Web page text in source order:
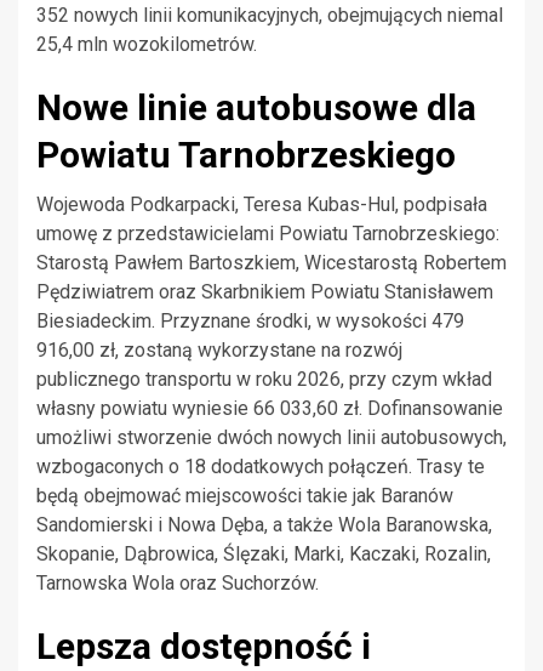
352 nowych linii komunikacyjnych, obejmujących niemal
25,4 mln wozokilometrów.
Nowe linie autobusowe dla
Powiatu Tarnobrzeskiego
Wojewoda Podkarpacki, Teresa Kubas-Hul, podpisała
umowę z przedstawicielami Powiatu Tarnobrzeskiego:
Starostą Pawłem Bartoszkiem, Wicestarostą Robertem
Pędziwiatrem oraz Skarbnikiem Powiatu Stanisławem
Biesiadeckim. Przyznane środki, w wysokości 479
916,00 zł, zostaną wykorzystane na rozwój
publicznego transportu w roku 2026, przy czym wkład
własny powiatu wyniesie 66 033,60 zł. Dofinansowanie
umożliwi stworzenie dwóch nowych linii autobusowych,
wzbogaconych o 18 dodatkowych połączeń. Trasy te
będą obejmować miejscowości takie jak Baranów
Sandomierski i Nowa Dęba, a także Wola Baranowska,
Skopanie, Dąbrowica, Ślęzaki, Marki, Kaczaki, Rozalin,
Tarnowska Wola oraz Suchorzów.
Lepsza dostępność i